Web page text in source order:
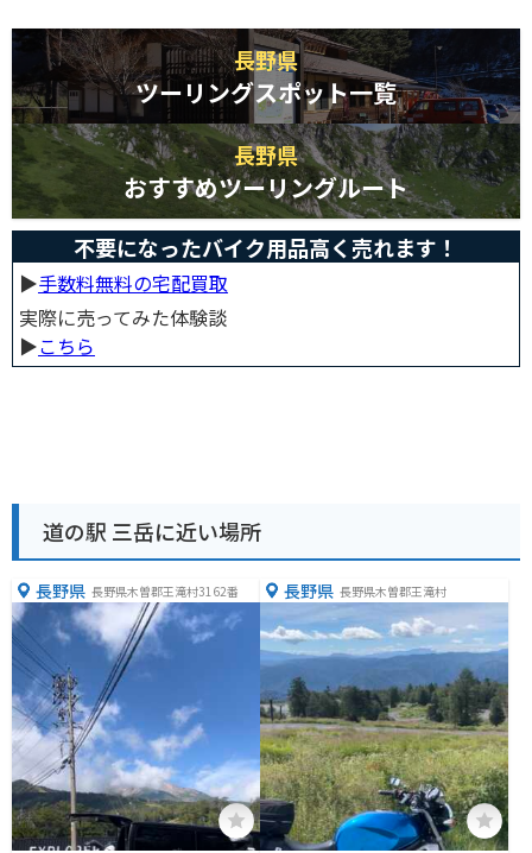
長野県
ツーリングスポット一覧
長野県
おすすめツーリングルート
不要になったバイク用品高く売れます！
▶︎手数料無料の宅配買取
実際に売ってみた体験談
▶︎こちら
道の駅 三岳に近い場所
長野県 長野県木曽郡王滝村3162番 長野県 長野県木曽郡王滝村